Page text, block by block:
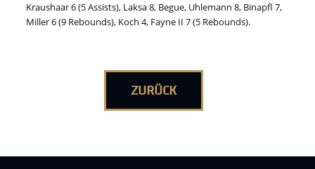
Kraushaar 6 (5 Assists), Laksa 8, Begue, Uhlemann 8, Binapfl 7,
Miller 6 (9 Rebounds), Koch 4, Fayne II 7 (5 Rebounds).
ZURÜCK